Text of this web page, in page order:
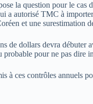
la question pour le
a autorisé TMC à
et une surestimation
de dollars devra débuter
pour ne pas dire
à ces contrôles annuels